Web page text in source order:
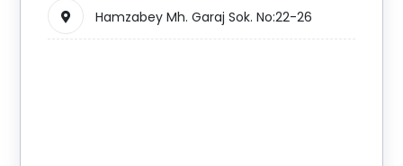
Hamzabey Mh. Garaj Sok. No:22-26